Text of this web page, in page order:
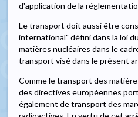
d'application de la
Le transport doit aussi être
international" défini dans la loi
matières nucléaires dans le
transport visé dans le présent
Comme le transport des
des directives européennes
également de transport des